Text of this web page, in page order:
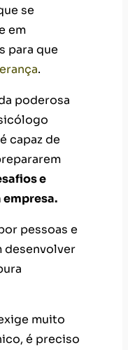
se
em
para que
.
poderosa
capaz de
e
empresa.
pessoas e
desenvolver
muito
é preciso